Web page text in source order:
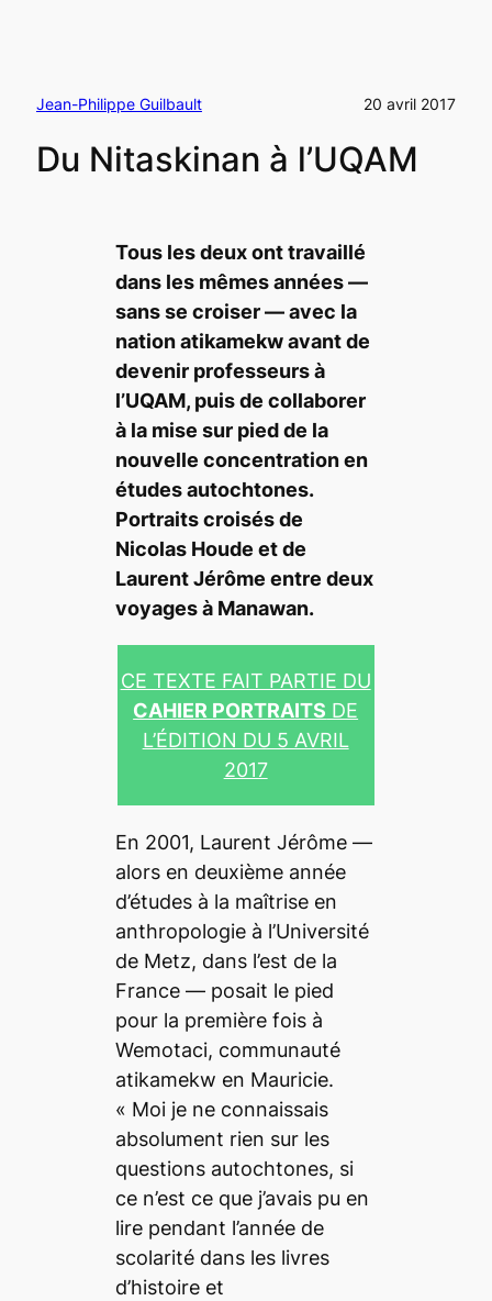
Jean-Philippe Guilbault 20 avril 2017
Du Nitaskinan à l’UQAM
Tous les deux ont travaillé
dans les mêmes années —
sans se croiser — avec la
nation atikamekw avant de
devenir professeurs à
l’UQAM, puis de collaborer
à la mise sur pied de la
nouvelle concentration en
études autochtones.
Portraits croisés de
Nicolas Houde et de
Laurent Jérôme entre deux
voyages à Manawan.
CE TEXTE FAIT PARTIE DU
CAHIER PORTRAITS DE
L’ÉDITION DU 5 AVRIL
2017
En 2001, Laurent Jérôme —
alors en deuxième année
d’études à la maîtrise en
anthropologie à l’Université
de Metz, dans l’est de la
France — posait le pied
pour la première fois à
Wemotaci, communauté
atikamekw en Mauricie.
« Moi je ne connaissais
absolument rien sur les
questions autochtones, si
ce n’est ce que j’avais pu en
lire pendant l’année de
scolarité dans les livres
d’histoire et